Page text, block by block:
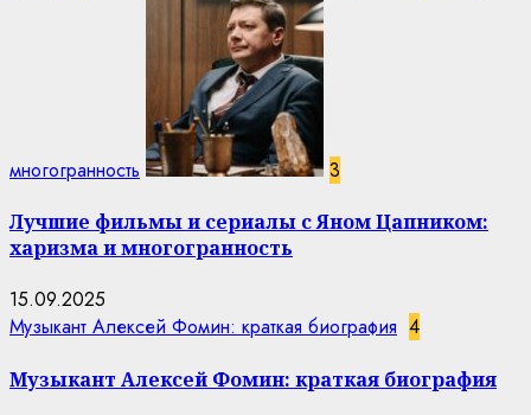
многогранность 3
Лучшие фильмы и сериалы с Яном Цапником:
харизма и многогранность
15.09.2025
Музыкант Алексей Фомин: краткая биография 4
Музыкант Алексей Фомин: краткая биография